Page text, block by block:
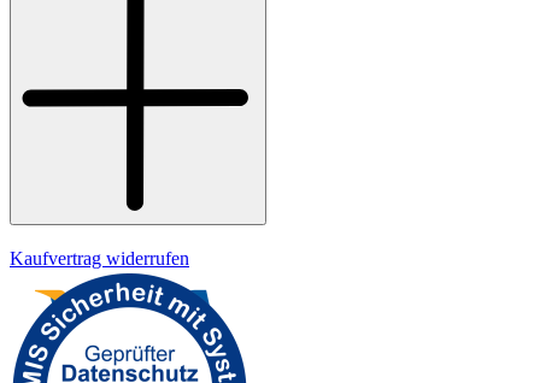
Kaufvertrag widerrufen